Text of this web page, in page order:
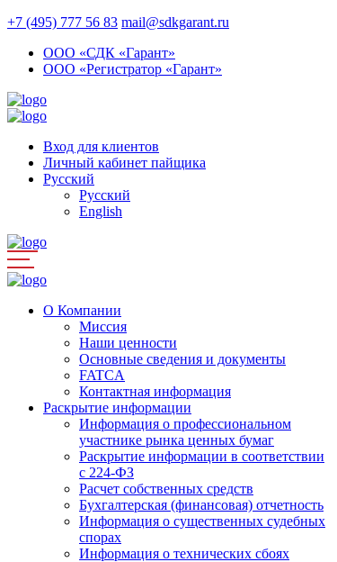
+7 (495) 777 56 83 mail@sdkgarant.ru
ООО «СДК «Гарант»
ООО «Регистратор «Гарант»
Вход для клиентов
Личный кабинет пайщика
Русский
Русский
English
О Компании
Миссия
Наши ценности
Основные сведения и документы
FATCA
Контактная информация
Раскрытие информации
Информация о профессиональном
участнике рынка ценных бумаг
Раскрытие информации в соответствии
с 224-ФЗ
Расчет собственных средств
Бухгалтерская (финансовая) отчетность
Информация о существенных судебных
спорах
Информация о технических сбоях